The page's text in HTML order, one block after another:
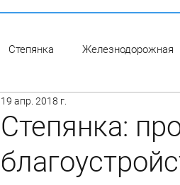
Степянка Железнодорожная
Степянка:
19 апр. 2018 г.